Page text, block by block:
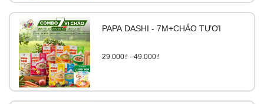
PAPA DASHI - 7M+CHÁO TƯƠI
29.000₫ - 49.000₫